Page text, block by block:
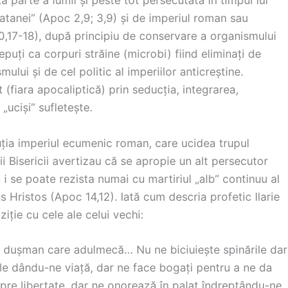
(Apoc 2,9; 3,9) și de imperiul roman sau
18), după principiu de conservare a organismului
ca corpuri străine (microbi) fiind eliminați de
și de cel politic al imperiilor anticreștine.
apocaliptică) prin seducția, integrarea,
sufletește.
imperiul ecumenic roman, care ucidea trupul
Bisericii avertizau că se apropie un alt persecutor
se poate rezista numai cu martiriul „alb” continuu al
Hristos (Apoc 14,12). Iată cum descria profetic Ilarie
cu cele ale celui vechi:
care adulmecă… Nu ne biciuiește spinările dar
dându-ne viață, dar ne face bogați pentru a ne da